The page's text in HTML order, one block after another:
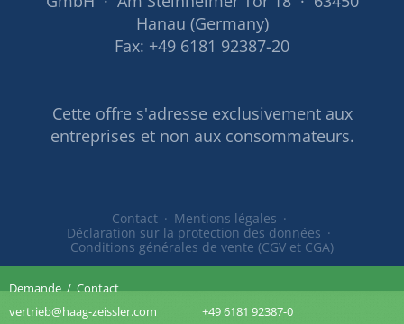
Hanau (Germany)
Fax: +49 6181 92387-20
Cette offre s'adresse exclusivement aux
entreprises et non aux consommateurs.
Contact
Mentions légales
Déclaration sur la protection des données
Conditions générales de vente (CGV et CGA)
Demande/Contact
vertrieb@haag-zeissler.com
+49 6181 92387-0